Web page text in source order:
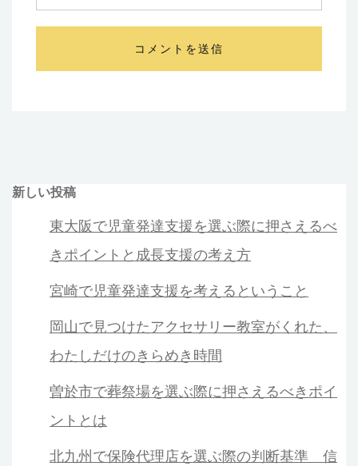
新しい投稿
東大阪で児童発達支援を選ぶ際に押さえるべ
きポイントと成長支援の考え方
宮崎で児童発達支援を考えるということ
岡山で見つけたアクセサリー教室がくれた、
わたしだけのきらめき時間
曽於市で葬祭場を選ぶ際に押さえるべきポイ
ントとは
北九州で保険代理店を選ぶ際の判断基準 信